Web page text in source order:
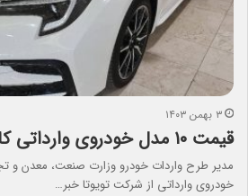
۳ بهمن ۱۴۰۳
قیمت ۱۰ مدل خودروی وارداتی کاهشی شد
خودروی وارداتی از شرکت تویوتا خبر…